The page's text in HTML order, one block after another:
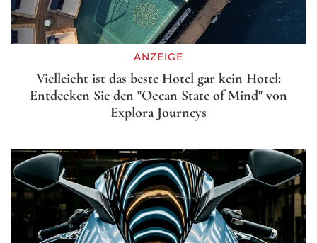
ANZEIGE
Vielleicht ist das beste Hotel gar kein Hotel:
Entdecken Sie den "Ocean State of Mind" von
Explora Journeys